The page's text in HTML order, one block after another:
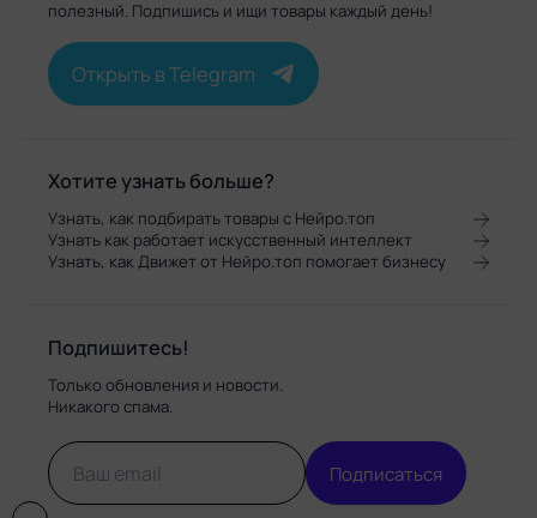
полезный. Подпишись и ищи товары каждый день!
Открыть в Telegram
Хотите узнать больше?
Узнать, как подбирать товары с Нейро.топ
Узнать как работает искусственный интеллект
Узнать, как Движет от Нейро.топ помогает бизнесу
Подпишитесь!
Только обновления и новости.
Никакого спама.
Подписаться